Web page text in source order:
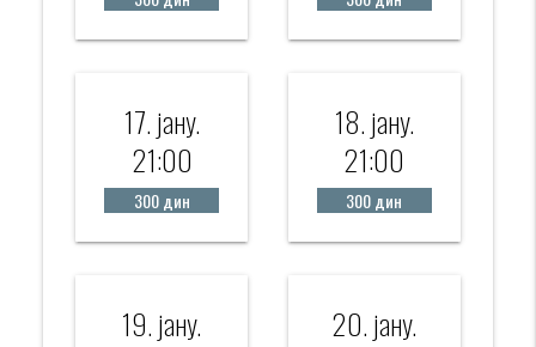
17. јанy.
21:00
300 дин
18. јанy.
21:00
300 дин
19. јанy.
20. јанy.